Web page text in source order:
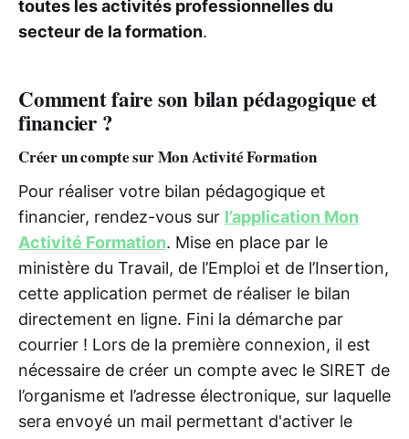
toutes les activités professionnelles du
secteur de la formation.
Comment faire son bilan pédagogique et
financier ?
Créer un compte sur Mon Activité Formation
Pour réaliser votre bilan pédagogique et
financier, rendez-vous sur l’application Mon
Activité Formation. Mise en place par le
ministère du Travail, de l’Emploi et de l’Insertion,
cette application permet de réaliser le bilan
directement en ligne. Fini la démarche par
courrier ! Lors de la première connexion, il est
nécessaire de créer un compte avec le SIRET de
l’organisme et l’adresse électronique, sur laquelle
sera envoyé un mail permettant d'activer le